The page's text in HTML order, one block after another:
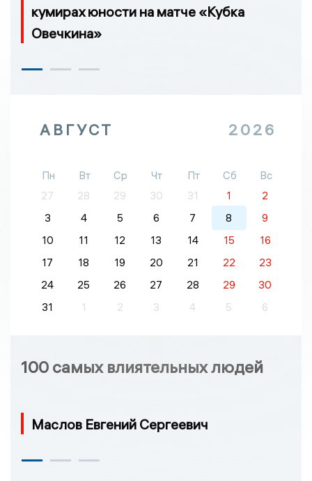
кумирах юности на матче «Кубка
Овечкина»
АВГУСТ 2026
Пн Вт Ср Чт Пт Сб
Вс
27
28 29 30 31 1
2
3
4 5 6 7 8
9
10
11 12 13 14 15
16
17
18 19 20 21 22
23
24
25 26 27 28 29
30
31
1 2 3 4 5 6
100 самых влиятельных людей
Маслов Евгений Сергеевич